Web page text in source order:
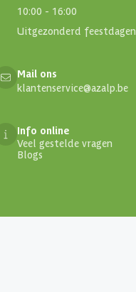
10:00 - 16:00
Uitgezonderd feestdagen
Mail ons
klantenservice@azalp.be
Info online
Veel gestelde vragen
Blogs